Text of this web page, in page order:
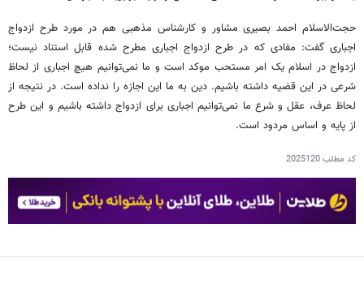
حجت‌الاسلام احمد بصیری مشاور و کارشناس مذهبی هم در مورد طرح ازدواج
اجباری گفت: مفادی که در طرح ازدواج اجباری مطرح شده قابل استناد نیست؛
ازدواج در اسلام یک امر مستحب موکد است و ما نمی‌توانیم هیچ اجباری از لحاظ
شرعی در این قضیه داشته باشیم. دین به ما این اجازه را نداده است. در نتیجه از
لحاظ عرف، عقل و شرع ما نمی‌توانیم اجباری برای ازدواج داشته باشیم و این طرح
از پایه و اساس مردود است.
کد مطلب2025120